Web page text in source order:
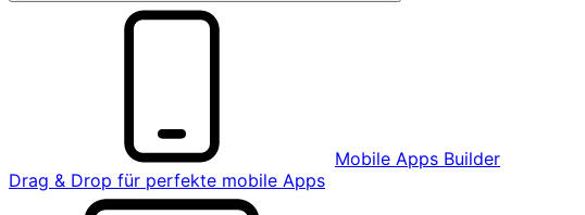
Mobile Apps Builder
Drag & Drop für perfekte mobile Apps